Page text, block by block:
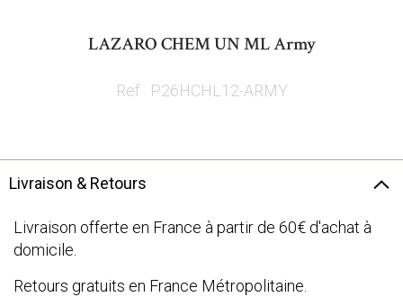
LAZARO CHEM UN ML Army
Ref : P26HCHL12-ARMY
Livraison & Retours
Livraison offerte en France à partir de 60€ d'achat à
domicile.
Retours gratuits en France Métropolitaine.